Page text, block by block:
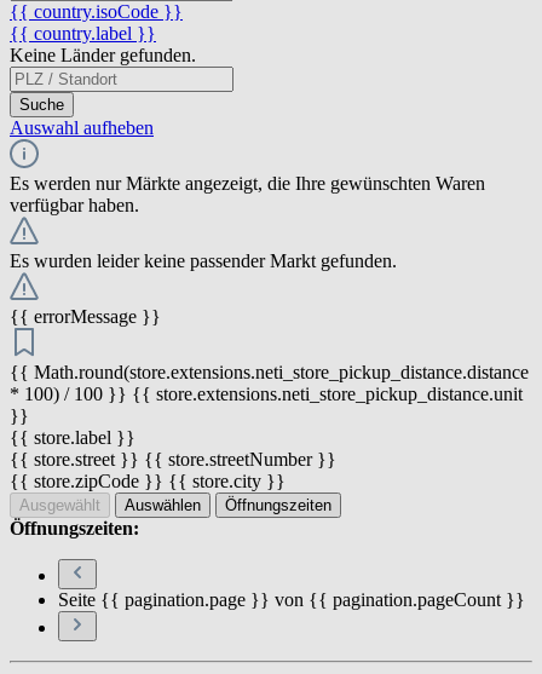
{{ country.isoCode }}
{{ country.label }}
Keine Länder gefunden.
Suche
Auswahl aufheben
Es werden nur Märkte angezeigt, die Ihre gewünschten Waren
verfügbar haben.
Es wurden leider keine passender Markt gefunden.
{{ errorMessage }}
{{ Math.round(store.extensions.neti_store_pickup_distance.distance
* 100) / 100 }} {{ store.extensions.neti_store_pickup_distance.unit
}}
{{ store.label }}
{{ store.street }} {{ store.streetNumber }}
{{ store.zipCode }} {{ store.city }}
Ausgewählt Auswählen Öffnungszeiten
Öffnungszeiten:
Seite {{ pagination.page }} von {{ pagination.pageCount }}